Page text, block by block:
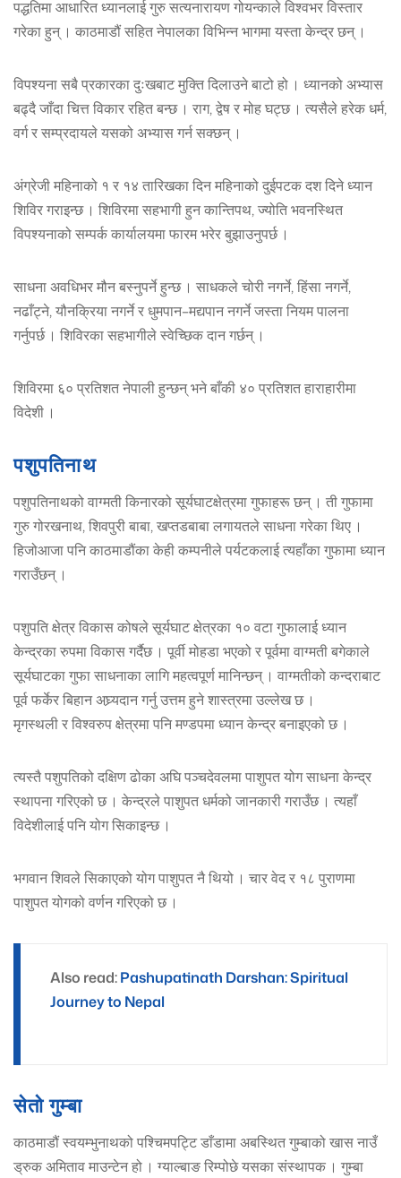
पद्धतिमा आधारित ध्यानलाई गुरु सत्यनारायण गोयन्काले विश्वभर विस्तार
गरेका हुन् । काठमाडौं सहित नेपालका विभिन्न भागमा यस्ता केन्द्र छन् ।
विपश्यना सबै प्रकारका दुःखबाट मुक्ति दिलाउने बाटो हो । ध्यानको अभ्यास
बढ्दै जाँदा चित्त विकार रहित बन्छ । राग, द्वेष र मोह घट्छ । त्यसैले हरेक धर्म,
वर्ग र सम्प्रदायले यसको अभ्यास गर्न सक्छन् ।
अंग्रेजी महिनाको १ र १४ तारिखका दिन महिनाको दुईपटक दश दिने ध्यान
शिविर गराइन्छ । शिविरमा सहभागी हुन कान्तिपथ, ज्योति भवनस्थित
विपश्यनाको सम्पर्क कार्यालयमा फारम भरेर बुझाउनुपर्छ ।
साधना अवधिभर मौन बस्नुपर्ने हुन्छ । साधकले चोरी नगर्ने, हिंसा नगर्ने,
नढाँट्ने, यौनक्रिया नगर्ने र धुमपान–मद्यपान नगर्ने जस्ता नियम पालना
गर्नुपर्छ । शिविरका सहभागीले स्वेच्छिक दान गर्छन् ।
शिविरमा ६० प्रतिशत नेपाली हुन्छन् भने बाँकी ४० प्रतिशत हाराहारीमा
विदेशी ।
पशुपतिनाथ
पशुपतिनाथको वाग्मती किनारको सूर्यघाटक्षेत्रमा गुफाहरू छन् । ती गुफामा
गुरु गोरखनाथ, शिवपुरी बाबा, खप्तडबाबा लगायतले साधना गरेका थिए ।
हिजोआजा पनि काठमाडौंका केही कम्पनीले पर्यटकलाई त्यहाँका गुफामा ध्यान
गराउँछन् ।
पशुपति क्षेत्र विकास कोषले सूर्यघाट क्षेत्रका १० वटा गुफालाई ध्यान
केन्द्रका रुपमा विकास गर्दैछ । पूर्वी मोहडा भएको र पूर्वमा वाग्मती बगेकाले
सूर्यघाटका गुफा साधनाका लागि महत्वपूर्ण मानिन्छन् । वाग्मतीको कन्दराबाट
पूर्व फर्केर बिहान अघ्र्यदान गर्नु उत्तम हुने शास्त्रमा उल्लेख छ ।
मृगस्थली र विश्वरुप क्षेत्रमा पनि मण्डपमा ध्यान केन्द्र बनाइएको छ ।
त्यस्तै पशुपतिको दक्षिण ढोका अघि पञ्चदेवलमा पाशुपत योग साधना केन्द्र
स्थापना गरिएको छ । केन्द्रले पाशुपत धर्मको जानकारी गराउँछ । त्यहाँ
विदेशीलाई पनि योग सिकाइन्छ ।
भगवान शिवले सिकाएको योग पाशुपत नै थियो । चार वेद र १८ पुराणमा
पाशुपत योगको वर्णन गरिएको छ ।
Also read:Pashupatinath Darshan: Spiritual
Journey to Nepal
सेतो गुम्बा
काठमाडौं स्वयम्भुनाथको पश्चिमपट्टि डाँडामा अबस्थित गुम्बाको खास नाउँ
ड्रुक अमिताव माउन्टेन हो । ग्याल्बाङ रिम्पोछे यसका संस्थापक । गुम्बा